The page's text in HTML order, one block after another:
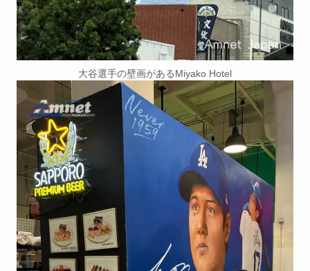
大谷選手の壁画があるMiyako Hotel